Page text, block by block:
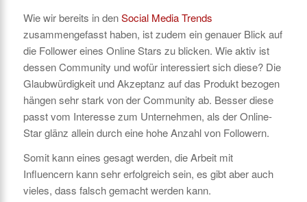
Wie wir bereits in denSocial Media Trends
zusammengefasst haben, ist zudem ein genauer Blick auf
die Follower eines Online Stars zu blicken. Wie aktiv ist
dessen Community und wofür interessiert sich diese? Die
Glaubwürdigkeit und Akzeptanz auf das Produkt bezogen
hängen sehr stark von der Community ab. Besser diese
passt vom Interesse zum Unternehmen, als der Online-
Star glänz allein durch eine hohe Anzahl von Followern.
Somit kann eines gesagt werden, die Arbeit mit
Influencern kann sehr erfolgreich sein, es gibt aber auch
vieles, dass falsch gemacht werden kann.